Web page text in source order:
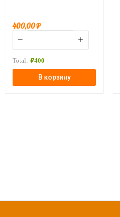
400,00₽
Total: ₽400
В корзину